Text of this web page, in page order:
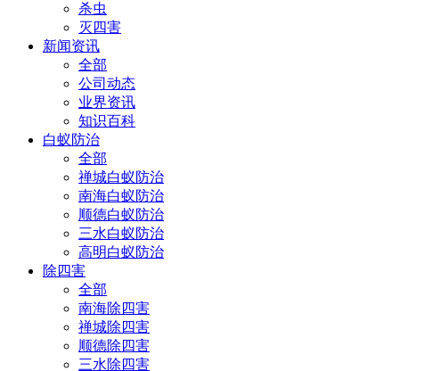
杀虫
灭四害
新闻资讯
全部
公司动态
业界资讯
知识百科
白蚁防治
全部
禅城白蚁防治
南海白蚁防治
顺德白蚁防治
三水白蚁防治
高明白蚁防治
除四害
全部
南海除四害
禅城除四害
顺德除四害
三水除四害